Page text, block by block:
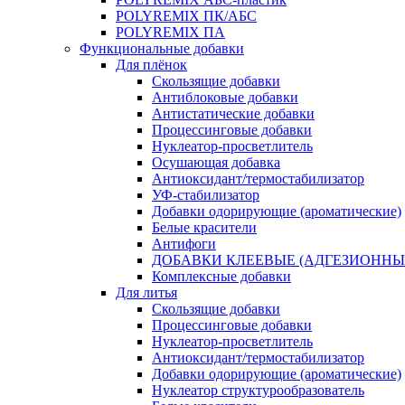
POLYREMIX ПК/АБС
POLYREMIX ПА
Функциональные добавки
Для плёнок
Скользящие добавки
Антиблоковые добавки
Антистатические добавки
Процессинговые добавки
Нуклеатор-просветлитель
Осушающая добавка
Антиоксидант/термостабилизатор
УФ-стабилизатор
Добавки одорирующие (ароматические)
Белые красители
Антифоги
ДОБАВКИ КЛЕЕВЫЕ
Комплексные добавки
Для литья
Скользящие добавки
Процессинговые добавки
Нуклеатор-просветлитель
Антиоксидант/термостабилизатор
Добавки одорирующие (ароматические)
Нуклеатор структурообразователь